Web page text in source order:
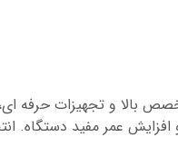
بالا و تجهیزات حرفه
عمر مفید دستگاه.